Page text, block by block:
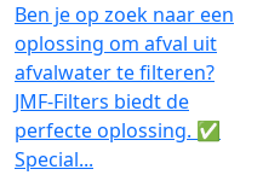
Ben je op zoek naar een
oplossing om afval uit
afvalwater te filteren?
JMF-Filters biedt de
perfecte oplossing. ✅
Special...